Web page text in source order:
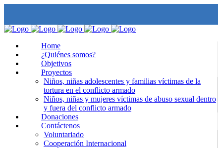
info@funaac.org
Llámenos 320 449 4235 - 7 03 87 47
Síganos en:
Home
¿Quiénes somos?
Objetivos
Proyectos
Niños, niñas adolescentes y familias víctimas de la
tortura en el conflicto armado
Niños, niñas y mujeres víctimas de abuso sexual dentro
y fuera del conflicto armado
Donaciones
Contáctenos
Voluntariado
Cooperación Internacional